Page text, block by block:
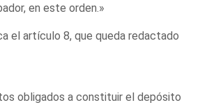
en este orden.»
el artículo 8, que queda redactado
obligados a constituir el depósito